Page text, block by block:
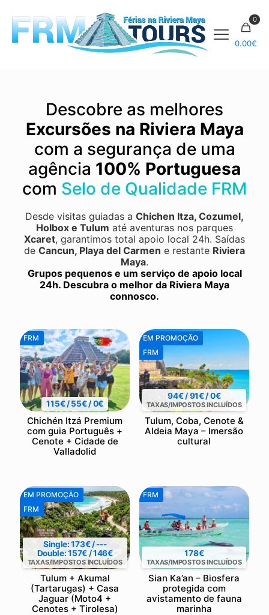
0
0.00€
Descobre as melhores
Excursões na Riviera Maya
com a segurança de uma
agência 100% Portuguesa
com Selo de Qualidade FRM
Desde visitas guiadas a Chichen Itza, Cozumel,
Holbox e Tulum até aventuras nos parques
Xcaret, garantimos total apoio local 24h. Saídas
de Cancun, Playa del Carmen e restante Riviera
Maya.
Grupos pequenos e um serviço de apoio local
24h. Descubra o melhor da Riviera Maya
connosco.
FRM
115€ / 55€ / 0€
Chichén Itzá Premium
com guia Português +
Cenote + Cidade de
Valladolid
EM PROMOÇÃO
FRM
94€ / 91€ / 0€
TAXAS/IMPOSTOS INCLUÍDOS
Tulum, Coba, Cenote &
Aldeia Maya – Imersão
cultural
EM PROMOÇÃO
FRM
Single: 173€ / ---
Double: 157€ / 146€
TAXAS/IMPOSTOS INCLUÍDOS
Tulum + Akumal
(Tartarugas) + Casa
Jaguar (Moto4 +
Cenotes + Tirolesa)
FRM
178€
TAXAS/IMPOSTOS INCLUÍDOS
Sian Ka’an – Biosfera
protegida com
avistamento de fauna
marinha